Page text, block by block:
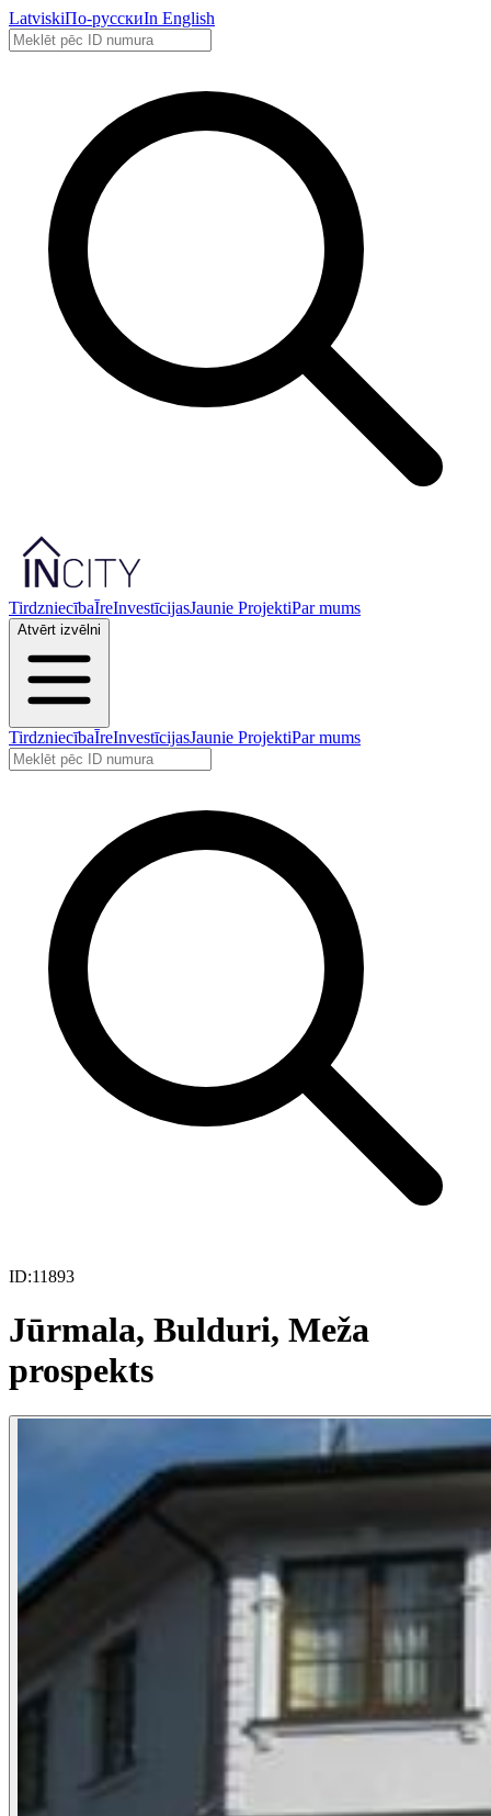
LatviskiПо-русскиIn English
TirdzniecībaĪreInvestīcijasJaunie ProjektiPar mums
Atvērt izvēlni
TirdzniecībaĪreInvestīcijasJaunie ProjektiPar mums
ID:11893
Jūrmala, Bulduri, Meža
prospekts